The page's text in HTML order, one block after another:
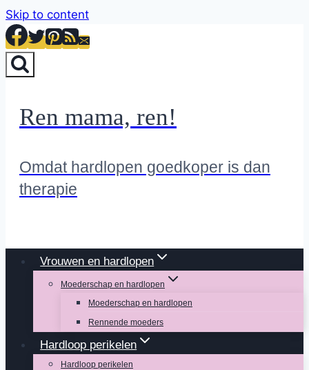
Skip to content
Ren mama, ren!
Omdat hardlopen goedkoper is dan
therapie
Vrouwen en hardlopen
Moederschap en hardlopen
Moederschap en hardlopen
Rennende moeders
Hardloop perikelen
Hardloop perikelen